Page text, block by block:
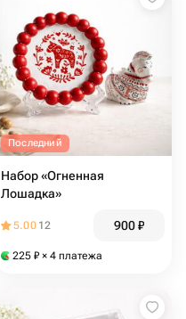
Последний
Набор «Огненная
Лошадка»
5.00 12 900₽
225 ₽ × 4 платежа